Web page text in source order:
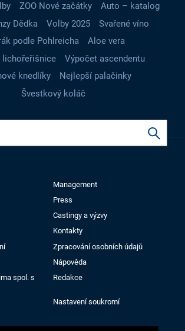
ZOO Nové začátky
Auto – katalog
Dědka
Volby 2025
Svařené víno
podle Pohlreicha
Aloe vera
lichořeřišnice
Výpočet ascendentu
knedlíky
Nejlepší palačinky
Švestkový koláč
Management
Press
Castingy a výzvy
Kontakty
Zpracování osobních údajů
Nápověda
spol. s
Redakce
Nastavení soukromí